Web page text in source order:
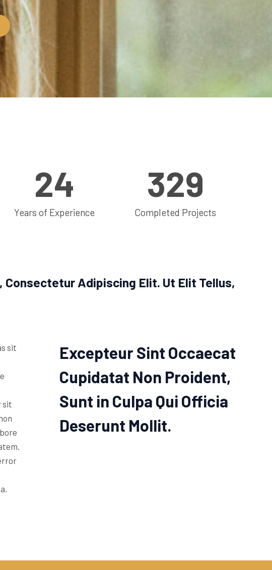
Years of Experience
25
Completed Projects
330
Adipiscing Elit. Ut Elit Tellus,
sit
sit
Excepteur Sint Occaecat
Cupidatat Non Proident,
Sunt in Culpa Qui Officia
Deserunt Mollit.